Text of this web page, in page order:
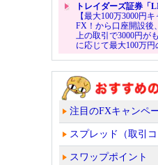
トレイダーズ証券「
【最大100万3000円
FX！から口座開設後
上の取引で3000円が
に応じて最大100万円
注目のFXキャンペ
スプレッド（取引コ
スワップポイント